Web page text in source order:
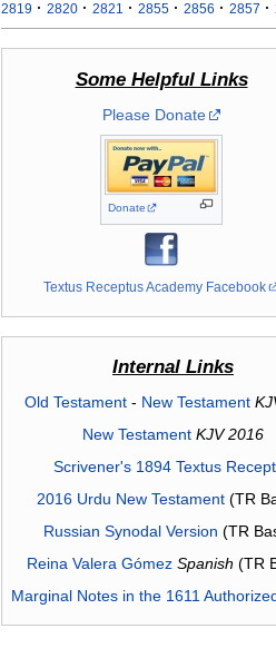
2819 · 2820 · 2821 · 2855 · 2856 · 2857 ·
Some Helpful Links
Please Donate
Donate
Textus Receptus Academy Facebook
Internal Links
Old Testament- New Testament
New Testament KJV 2016
Scrivener's 1894 Textus
2016 Urdu New Testament(TR
Russian Synodal Version (TR
Reina Valera Gómez Spanish (TR
Marginal Notes in the 1611